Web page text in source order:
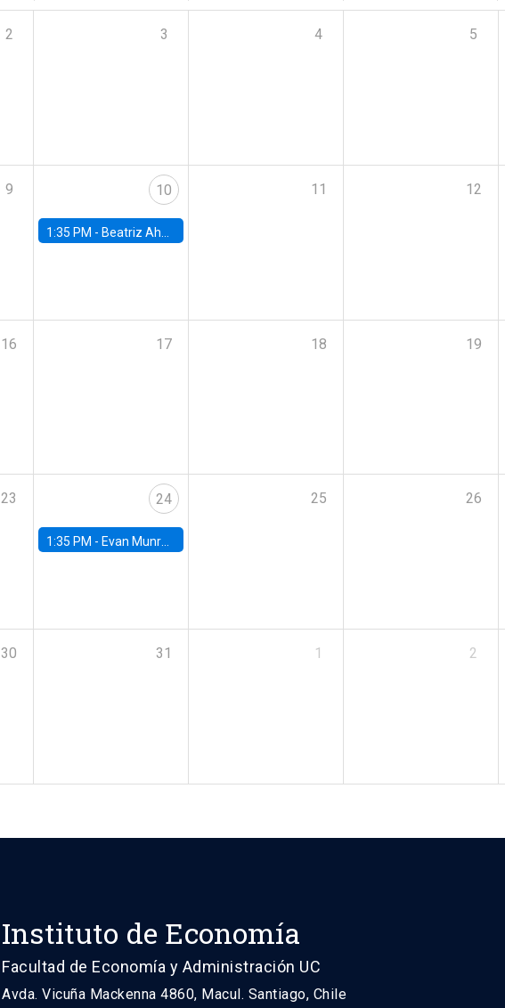
2 3 4 5
9 10
1:35 PM - Beatriz Ahumada, PhD candidate, Universidad de Pittsburgh
11 12
16 17 18 19
23 24
1:35 PM - Evan Munro, Neyman Visiting Assistant Professor in the Department of Statistics at UC Berkeley
25 26
30 31 1 2
Instituto de Economía
Facultad de Economía y Administración UC
Avda. Vicuña Mackenna 4860, Macul. Santiago, Chile